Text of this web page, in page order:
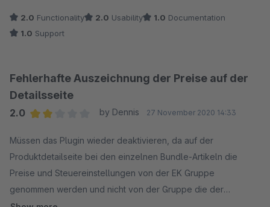
aber im Frontend nicht angezeigt. -
2.0 Functionality 2.0 Usability 1.0 Documentation
1.0 Support
Fehlerhafte Auszeichnung der Preise auf der
Detailsseite
2.0
by Dennis 27 November 2020 14:33
Müssen das Plugin wieder deaktivieren, da auf der
Produktdetailseite bei den einzelnen Bundle-Artikeln die
Preise und Steuereinstellungen von der EK Gruppe
genommen werden und nicht von der Gruppe die der